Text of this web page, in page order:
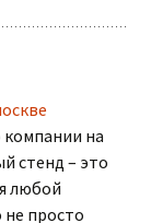
на
стенд – это
любой
просто